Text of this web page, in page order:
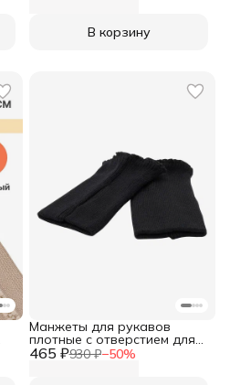
В корзину
465 ₽930 ₽−50%
Манжеты для рукавов
плотные с отверстием для
пальца, 2*1, 9х17,5 см,